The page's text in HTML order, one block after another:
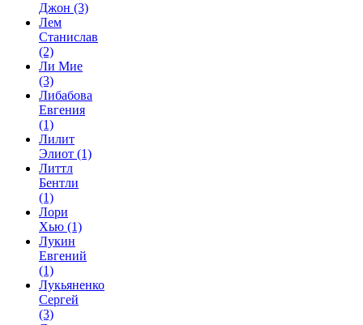
Джон (3)
Лем
Станислав
(2)
Ли Мие
(3)
Либабова
Евгения
(1)
Лилит
Элиот (1)
Литтл
Бентли
(1)
Лори
Хью (1)
Лукин
Евгений
(1)
Лукьяненко
Сергей
(3)